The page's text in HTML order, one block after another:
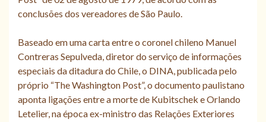
conclusões dos vereadores de São Paulo.
Baseado em uma carta entre o coronel chileno Manuel
Contreras Sepulveda, diretor do serviço de informações
especiais da ditadura do Chile, o DINA, publicada pelo
próprio “The Washington Post”, o documento paulistano
aponta ligações entre a morte de Kubitschek e Orlando
Letelier, na época ex-ministro das Relações Exteriores